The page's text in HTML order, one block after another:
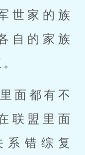
世家的族
自的家族
面都有不
联盟里面
系错综复